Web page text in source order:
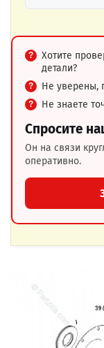
Хотите
детали?
Не уверены,
Не знаете
Спросите
Он на связи
оперативно.